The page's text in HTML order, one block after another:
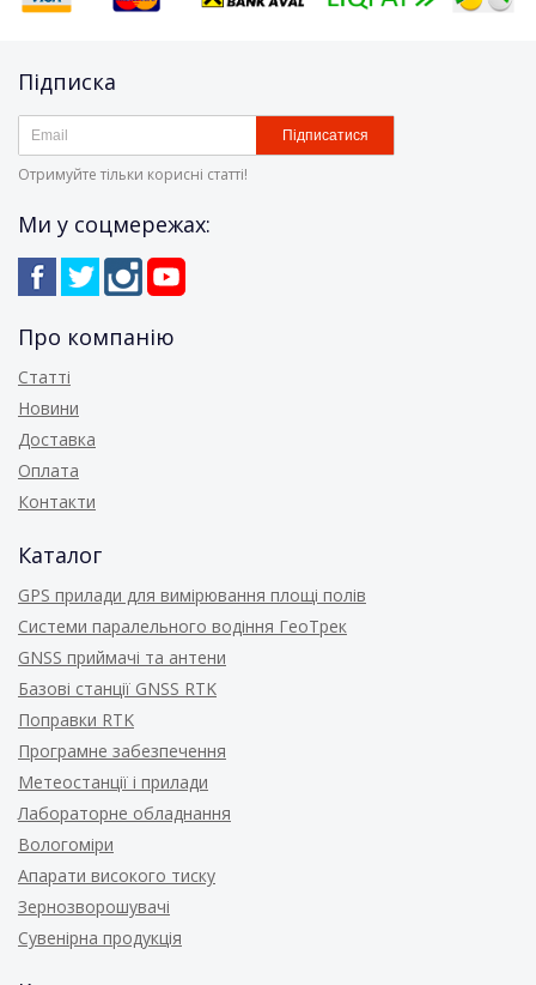
Підписка
Підписатися
Отримуйте тільки корисні статті!
Ми у соцмережах:
Про компанію
Статті
Новини
Доставка
Оплата
Контакти
Каталог
GPS прилади для вимірювання площі полів
Системи паралельного водіння ГеоТрек
GNSS приймачі та антени
Базові станції GNSS RTK
Поправки RTK
Програмне забезпечення
Метеостанції і прилади
Лабораторне обладнання
Вологоміри
Апарати високого тиску
Зернозворошувачі
Сувенірна продукція